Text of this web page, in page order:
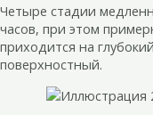
Четыре стадии
часов, при этом
приходится на
поверхностный.